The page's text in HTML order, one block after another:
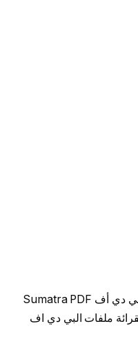
عدنا لكم مع أفضل قارئ لملفات البي دي أف Sumatra PDF
ملفات البي دي اف